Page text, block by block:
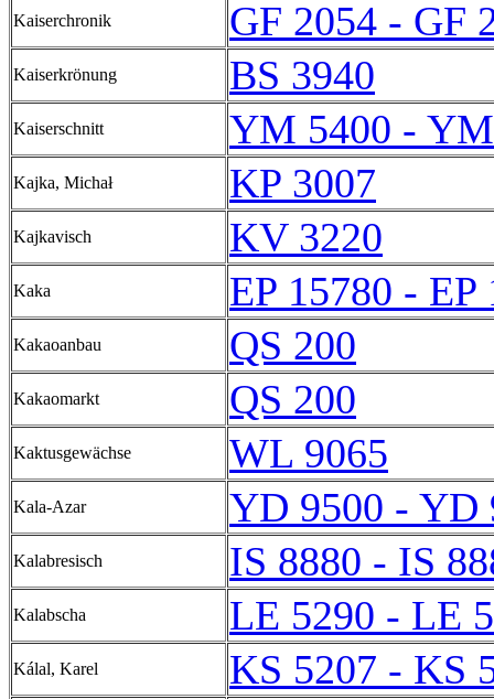
Kaiserchronik GF 2054 - GF
Kaiserkrönung BS 3940
Kaiserschnitt YM 5400 -
Kajka, Michał KP 3007
Kajkavisch KV 3220
Kaka EP 15780 - EP
Kakaoanbau QS 200
Kakaomarkt QS 200
Kaktusgewächse WL 9065
Kala-Azar YD 9500 - YD
Kalabresisch IS 8880 - IS
Kalabscha LE 5290 - LE
Kálal, Karel KS 5207 - KS